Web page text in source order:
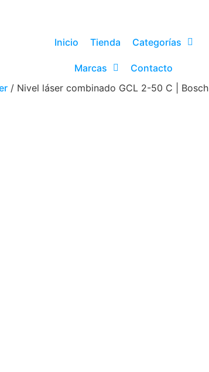
Inicio Tienda Categorías
Marcas
Contacto
/ Nivel láser combinado GCL 2-50 C | Bosch